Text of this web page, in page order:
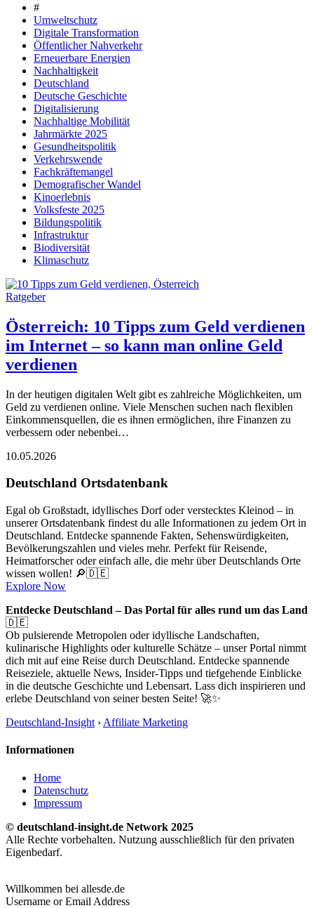
#
Umweltschutz
Digitale Transformation
Öffentlicher Nahverkehr
Erneuerbare Energien
Nachhaltigkeit
Deutschland
Deutsche Geschichte
Digitalisierung
Nachhaltige Mobilität
Jahrmärkte 2025
Gesundheitspolitik
Verkehrswende
Fachkräftemangel
Demografischer Wandel
Kinoerlebnis
Volksfeste 2025
Bildungspolitik
Infrastruktur
Biodiversität
Klimaschutz
Ratgeber
Österreich: 10 Tipps zum Geld verdienen
im Internet – so kann man online Geld
verdienen
In der heutigen digitalen Welt gibt es zahlreiche Möglichkeiten, um
Geld zu verdienen online. Viele Menschen suchen nach flexiblen
Einkommensquellen, die es ihnen ermöglichen, ihre Finanzen zu
verbessern oder nebenbei…
10.05.2026
Deutschland Ortsdatenbank
Egal ob Großstadt, idyllisches Dorf oder verstecktes Kleinod – in
unserer Ortsdatenbank findest du alle Informationen zu jedem Ort in
Deutschland. Entdecke spannende Fakten, Sehenswürdigkeiten,
Bevölkerungszahlen und vieles mehr. Perfekt für Reisende,
Heimatforscher oder einfach alle, die mehr über Deutschlands Orte
wissen wollen! 🔎🇩🇪
Explore Now
Entdecke Deutschland – Das Portal für alles rund um das Land
🇩🇪
Ob pulsierende Metropolen oder idyllische Landschaften,
kulinarische Highlights oder kulturelle Schätze – unser Portal nimmt
dich mit auf eine Reise durch Deutschland. Entdecke spannende
Reiseziele, aktuelle News, Insider-Tipps und tiefgehende Einblicke
in die deutsche Geschichte und Lebensart. Lass dich inspirieren und
erlebe Deutschland von seiner besten Seite! 🚀✨
Deutschland-Insight › Affiliate Marketing
Informationen
Home
Datenschutz
Impressum
© deutschland-insight.de Network 2025
Alle Rechte vorbehalten. Nutzung ausschließlich für den privaten
Eigenbedarf.
Willkommen bei allesde.de
Username or Email Address